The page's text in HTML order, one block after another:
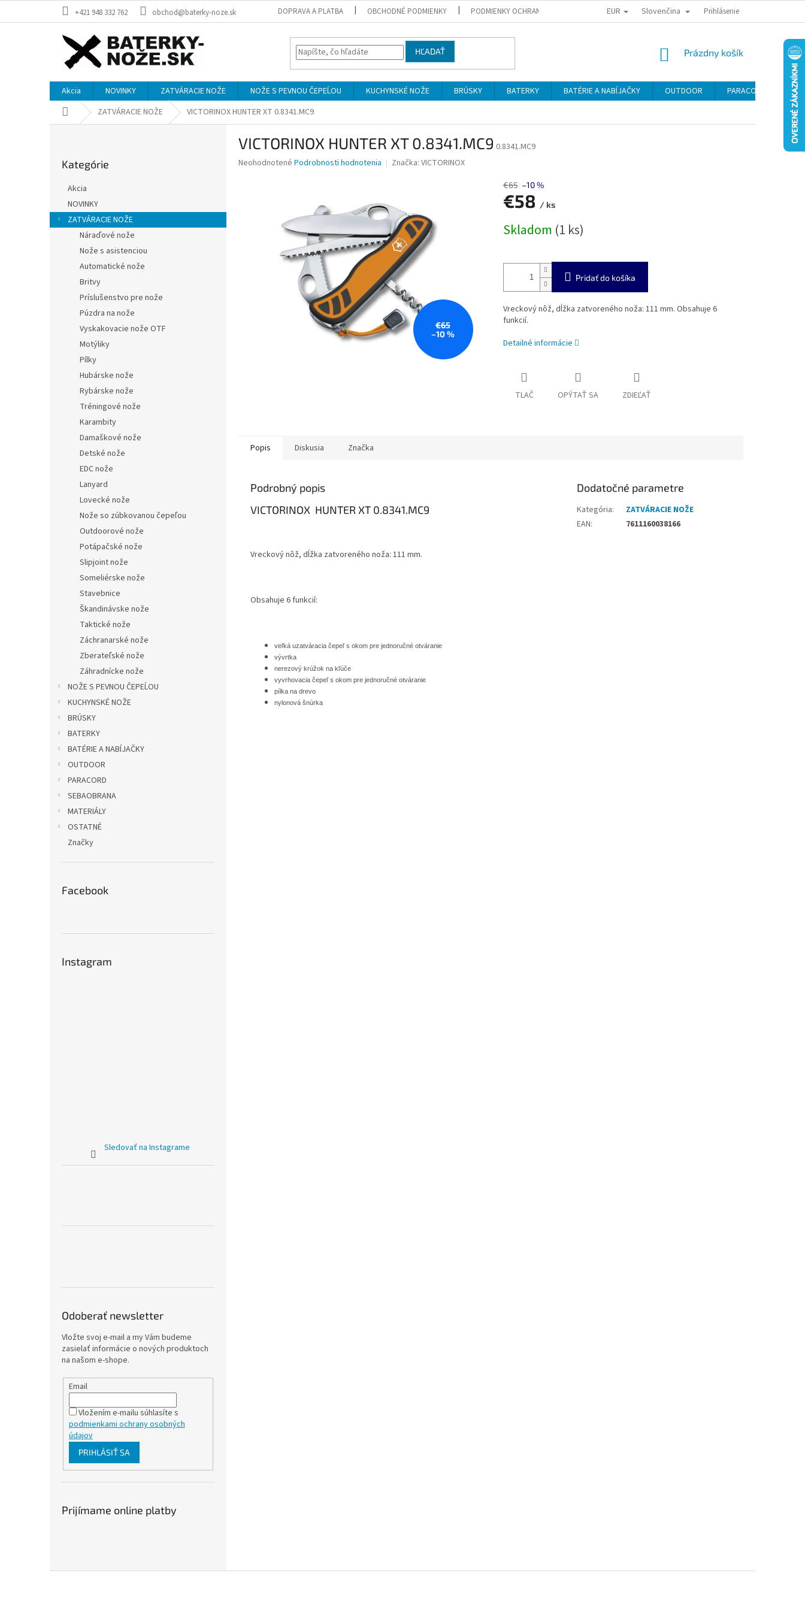
+421 948 332 762 obchod@baterky-noze.sk DOPRAVA A PLATBA OBCHODNÉ PODMIENKY PODMIENKY OCHRANY OSOBNÝCH ÚDAJOV ODSTÚPENIE OD KÚPNEJ ZMLUVY
EUR Slovenčina Prihlásenie
HĽADAŤ
NÁKUPNÝ
Prázdny košík
Akcia NOVINKY ZATVÁRACIE NOŽE NOŽE S PEVNOU ČEPEĹOU KUCHYNSKÉ NOŽE BRÚSKY BATERKY BATÉRIE A NABÍJAČKY OUTDOOR PARACORD
Domov ZATVÁRACIE NOŽE VICTORINOX HUNTER XT 0.8341.MC9
a
kategórie
Kategórie
Akcia
NOVINKY
ZATVÁRACIE NOŽE
Náraďové nože
Nože s asistenciou
Automatické nože
Britvy
Príslušenstvo pre nože
Púzdra na nože
Vyskakovacie nože OTF
Motýliky
Pílky
Hubárske nože
Rybárske nože
Tréningové nože
Karambity
Damaškové nože
Detské nože
EDC nože
Lanyard
Lovecké nože
Nože so zúbkovanou čepeľou
Outdoorové nože
Potápačské nože
Slipjoint nože
Someliérske nože
Stavebnice
Škandinávske nože
Taktické nože
Záchranarské nože
Zberateľské nože
Záhradnícke nože
NOŽE S PEVNOU ČEPEĹOU
KUCHYNSKÉ NOŽE
BRÚSKY
BATERKY
BATÉRIE A NABÍJAČKY
OUTDOOR
PARACORD
SEBAOBRANA
MATERIÁLY
OSTATNÉ
Značky
Facebook
Instagram
Sledovať na Instagrame
Odoberať newsletter
Vložte svoj e-mail a my Vám budeme
zasielať informácie o nových produktoch
na našom e-shope.
Email
Vložením e-mailu súhlasíte s
podmienkami ochrany osobných
údajov
PRIHLÁSIŤ SA
Prijímame online platby
VICTORINOX HUNTER XT 0.8341.MC9 0.8341.MC9
Priemerné
Neohodnotené Podrobnosti hodnotenia Značka: VICTORINOX
€65
–10 %
€65 –10 %
€58 / ks
cena:
Skladom (1 ks)
Pridať do košíka
Vreckový nôž, dĺžka zatvoreného noža: 111 mm. Obsahuje 6
funkcií.
Detailné informácie
TLAČ OPÝTAŤ SA ZDIEĽAŤ
Popis Diskusia Značka
Podrobný popis
VICTORINOX HUNTER XT 0.8341.MC9
Vreckový nôž, dĺžka zatvoreného noža: 111 mm.
Obsahuje 6 funkcií:
veľká uzatváracia čepeľ s okom pre jednoručné otváranie
vývrtka
nerezový krúžok na kľúče
vyvrhovacia čepeľ s okom pre jednoručné otváranie
pílka na drevo
nylonová šnúrka
Dodatočné parametre
Kategória:
ZATVÁRACIE NOŽE
EAN: 7611160038166